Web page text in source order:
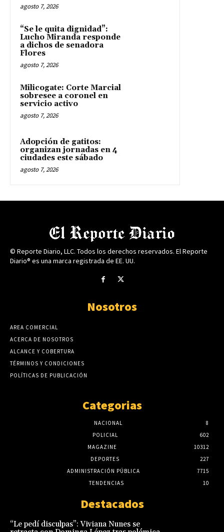
agosto 7, 2026
“Se le quita dignidad”:
Lucho Miranda responde
a dichos de senadora
Flores
agosto 7, 2026
Milicogate: Corte Marcial
sobresee a coronel en
servicio activo
agosto 7, 2026
Adopción de gatitos:
organizan jornadas en 4
ciudades este sábado
agosto 7, 2026
© Reporte Diario, LLC. Todos los derechos reservados. El Reporte
Diario® es una marca registrada de EE. UU.
Nosotros
AREA COMERCIAL
ACERCA DE NOSOTROS
ALCANCE Y COBERTURA
TÉRMINOS Y CONDICIONES
POLÍTICAS DE PUBLICACIÓN
Categorias
NACIONAL
8
POLICIAL
602
MAGAZINE
10312
DEPORTES
227
ADMINISTRACIÓN PÚBLICA
7715
TENDENCIAS
10
Destacados
“Le pedí disculpas”: Viviana Nunes se